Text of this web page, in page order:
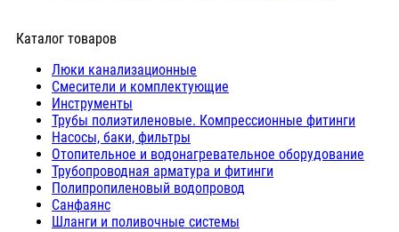
Каталог товаров
Люки канализационные
Cмесители и комплектующие
Инструменты
Трубы полиэтиленовые. Компрессионные фитинги
Насосы, баки, фильтры
Отопительное и водонагревательное оборудование
Трубопроводная арматура и фитинги
Полипропиленовый водопровод
Санфаянс
Шланги и поливочные системы